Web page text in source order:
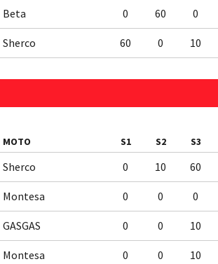
Beta 0 60 0
Sherco 60 0 10
MOTO S1 S2 S3
Sherco 0 10 60
Montesa 0 0 0
GASGAS 0 0 10
Montesa 0 0 10